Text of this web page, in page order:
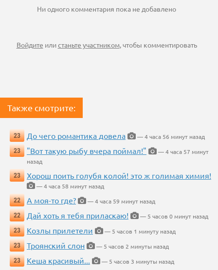
Ни одного комментария пока не добавлено
Войдите илистаньте участником, чтобы комментировать
Также смотрите:
23 До чего романтика довела
— 4 часа 56 минут назад
23
"Вот такую рыбу вчера поймал!"
— 4 часа 57 минут
назад
23
Хорош поить голубя колой! это ж голимая химия!
— 4 часа 58 минут назад
22
А моя-то где?
— 4 часа 59 минут назад
22
Дай хоть я тебя приласкаю!
— 5 часов 0 минут назад
23
Козлы прилетели
— 5 часов 1 минуту назад
23
Троянский слон
— 5 часов 2 минуты назад
23
Кеша красивый...
— 5 часов 3 минуты назад